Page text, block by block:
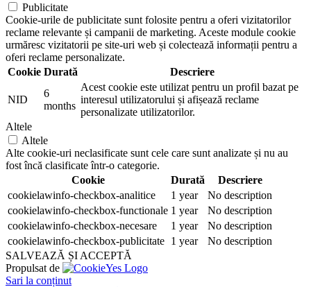
Publicitate
Cookie-urile de publicitate sunt folosite pentru a oferi vizitatorilor
reclame relevante și campanii de marketing. Aceste module cookie
urmăresc vizitatorii pe site-uri web și colectează informații pentru a
oferi reclame personalizate.
Cookie Durată Descriere
NID
6
months
Acest cookie este utilizat pentru un profil bazat pe
interesul utilizatorului și afișează reclame
personalizate utilizatorilor.
Altele
Altele
Alte cookie-uri neclasificate sunt cele care sunt analizate și nu au
fost încă clasificate într-o categorie.
Cookie
Durată
Descriere
cookielawinfo-checkbox-analitice
1 year
No description
cookielawinfo-checkbox-functionale 1 year
No description
cookielawinfo-checkbox-necesare
1 year
No description
cookielawinfo-checkbox-publicitate 1 year
No description
SALVEAZĂ ȘI ACCEPTĂ
Propulsat de
Sari la conținut